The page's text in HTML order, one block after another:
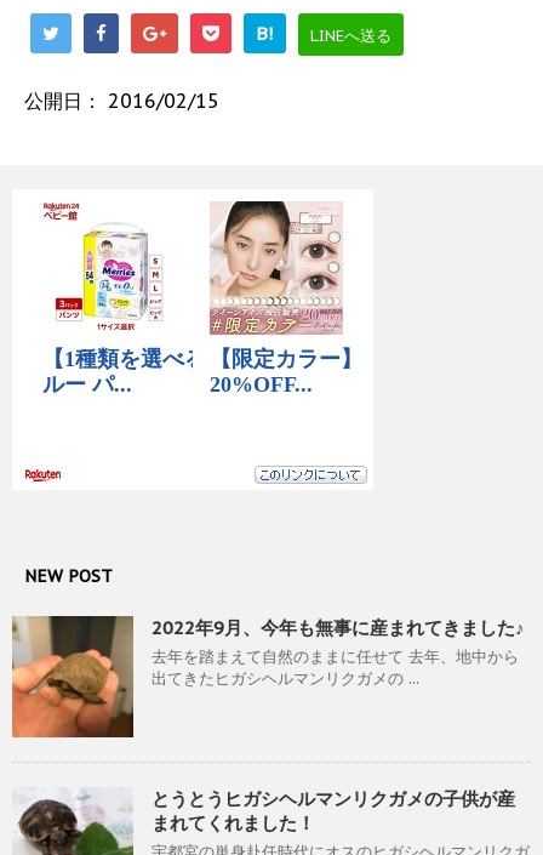
B! LINEへ送る
公開日： 2016/02/15
NEW POST
2022年9月、今年も無事に産まれてきました♪
去年を踏まえて自然のままに任せて 去年、地中から
出てきたヒガシヘルマンリクガメの ...
とうとうヒガシヘルマンリクガメの子供が産
まれてくれました！